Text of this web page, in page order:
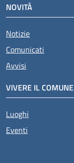
NOVITÀ
Notizie
Comunicati
Avvisi
VIVERE IL COMUNE
Luoghi
Eventi